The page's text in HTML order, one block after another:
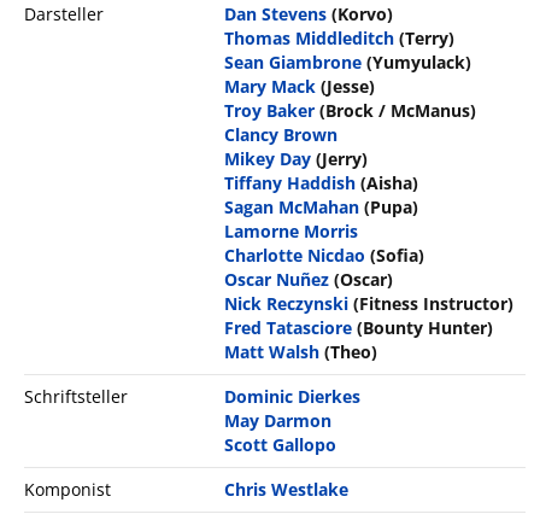
Darsteller
Dan Stevens (Korvo)
Thomas Middleditch (Terry)
Sean Giambrone (Yumyulack)
Mary Mack (Jesse)
Troy Baker (Brock / McManus)
Clancy Brown
Mikey Day (Jerry)
Tiffany Haddish (Aisha)
Sagan McMahan (Pupa)
Lamorne Morris
Charlotte Nicdao (Sofia)
Oscar Nuñez (Oscar)
Nick Reczynski (Fitness Instructor)
Fred Tatasciore (Bounty Hunter)
Matt Walsh (Theo)
Schriftsteller
Dominic Dierkes
May Darmon
Scott Gallopo
Komponist
Chris Westlake